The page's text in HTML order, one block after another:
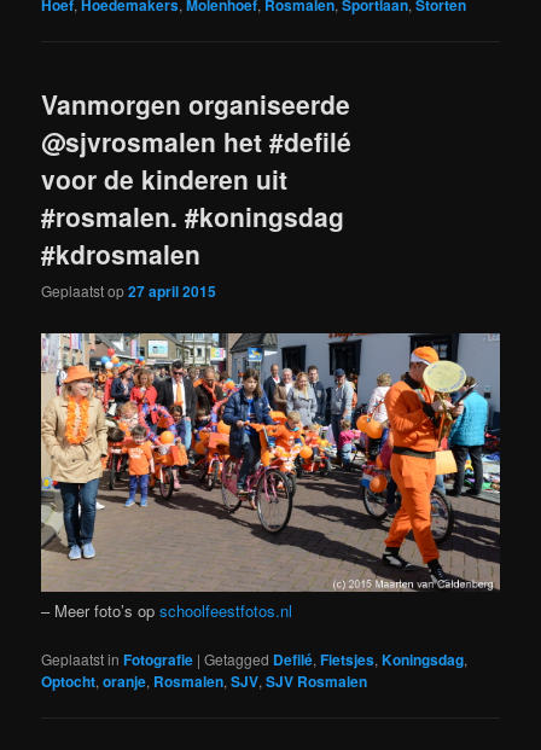
Vanmorgen organiseerde
@sjvrosmalen het #defilé
voor de kinderen uit
#rosmalen. #koningsdag
#kdrosmalen
Geplaatst op27 april 2015
– Meer foto’s opschoolfeestfotos.nl
Geplaatst in Fotografie |Getagged Defilé,Fietsjes,Koningsdag,
Optocht,oranje, Rosmalen,SJV,SJV Rosmalen